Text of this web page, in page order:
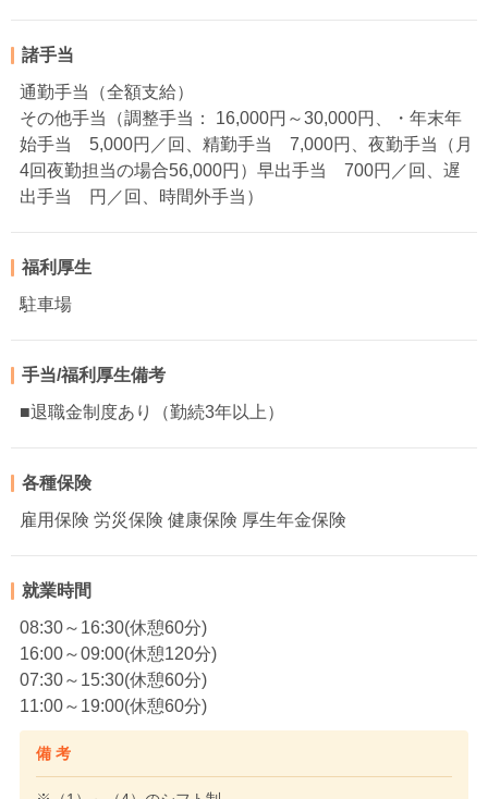
諸手当
通勤手当（全額支給）
その他手当（調整手当： 16,000円～30,000円、・年末年
始手当 5,000円／回、精勤手当 7,000円、夜勤手当（月
4回夜勤担当の場合56,000円）早出手当 700円／回、遅
出手当 円／回、時間外手当）
福利厚生
駐車場
手当/福利厚生備考
■退職金制度あり（勤続3年以上）
各種保険
雇用保険 労災保険 健康保険 厚生年金保険
就業時間
08:30～16:30(休憩60分)
16:00～09:00(休憩120分)
07:30～15:30(休憩60分)
11:00～19:00(休憩60分)
備 考